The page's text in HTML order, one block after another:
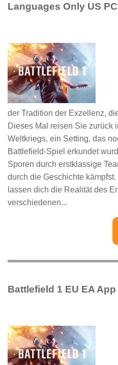
Languages Only US
der Tradition der Exzellenz,
Dieses Mal reisen Sie zurück
Weltkriegs, ein Setting, das
Battlefield-Spiel erkundet
Sporen durch erstklassige
durch die Geschichte
lassen dich die Realität des
verschiedenen...
Battlefield 1 EU EA